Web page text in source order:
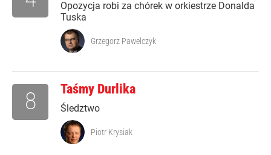
Opozycja robi za chórek w orkiestrze Donalda
Tuska
Grzegorz Pawelczyk
Taśmy Durlika
Śledztwo
8
Piotr Krysiak